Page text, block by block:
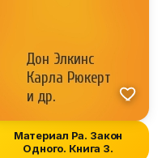
Материал Ра. Закон
Одного. Книга 3.